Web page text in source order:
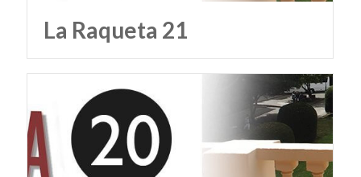
La Raqueta 21